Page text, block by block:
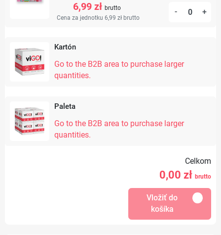
6,99 zł brutto
Cena za jednotku 6,99 zł brutto
- +
Kartón
Go to the B2B area to purchase larger
quantities.
Paleta
Go to the B2B area to purchase larger
quantities.
Celkom
0,00 zł brutto
Vložiť do
košíka